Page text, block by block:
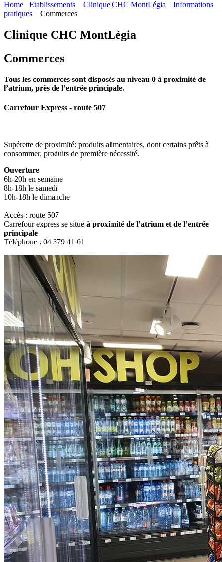
Home
Etablissements Clinique CHC MontLégia
Informations
pratiques
Commerces
Clinique CHC MontLégia
Commerces
Tous les commerces sont disposés au niveau 0 à proximité de
l’atrium, près de l’entrée principale.
Carrefour Express - route 507
Supérette de proximité: produits alimentaires, dont certains prêts à
consommer, produits de première nécessité.
Ouverture
6h-20h en semaine
8h-18h le samedi
10h-18h le dimanche
Accès : route 507
Carrefour express se situe à proximité de l’atrium et de l’entrée
principale
Téléphone : 04 379 41 61